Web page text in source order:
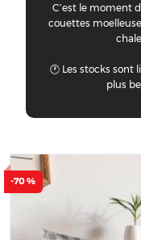
C’est le moment
couettes
🕐 Les stocks sont
plus
-70 %